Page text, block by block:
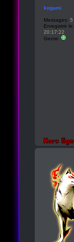
kogami
Messages: 5
Enregistré le:
20:17:22
Genre: